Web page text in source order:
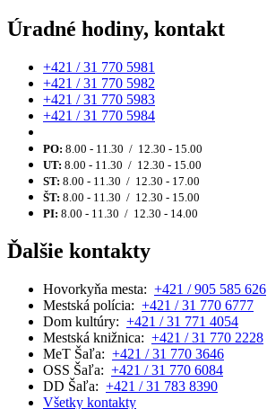
Úradné hodiny, kontakt
+421 / 31 770 5981
+421 / 31 770 5982
+421 / 31 770 5983
+421 / 31 770 5984
PO: 8.00 - 11.30 / 12.30 - 15.00
UT: 8.00 - 11.30 / 12.30 - 15.00
ST: 8.00 - 11.30 / 12.30 - 17.00
ŠT: 8.00 - 11.30 / 12.30 - 15.00
PI: 8.00 - 11.30 / 12.30 - 14.00
Ďalšie kontakty
Hovorkyňa mesta: +421 / 905 585 626
Mestská polícia: +421 / 31 770 6777
Dom kultúry: +421 / 31 771 4054
Mestská knižnica: +421 / 31 770 2228
MeT Šaľa: +421 / 31 770 3646
OSS Šaľa: +421 / 31 770 6084
DD Šaľa: +421 / 31 783 8390
Všetky kontakty